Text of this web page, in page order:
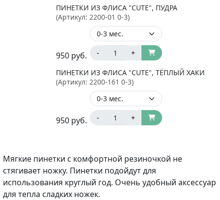
ПИНЕТКИ ИЗ ФЛИСА "CUTE", ПУДРА
(Артикул: 2200-01 0-3)
950 руб. - +
ПИНЕТКИ ИЗ ФЛИСА "CUTE", ТЁПЛЫЙ ХАКИ
(Артикул: 2200-161 0-3)
950 руб. - +
Мягкие пинетки с комфортной резиночкой не
стягивает ножку. Пинетки подойдут для
использования круглый год. Очень удобный аксессуар
для тепла сладких ножек.